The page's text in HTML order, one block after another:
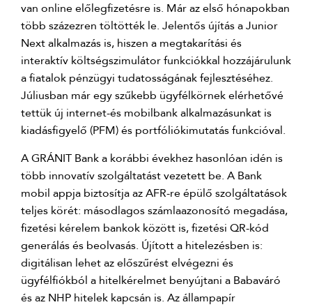
van online előlegfizetésre is. Már az első hónapokban
több százezren töltötték le. Jelentős újítás a Junior
Next alkalmazás is, hiszen a megtakarítási és
interaktív költségszimulátor funkciókkal hozzájárulunk
a fiatalok pénzügyi tudatosságának fejlesztéséhez.
Júliusban már egy szűkebb ügyfélkörnek elérhetővé
tettük új internet-és mobilbank alkalmazásunkat is
kiadásfigyelő (PFM) és portfóliókimutatás funkcióval.
A GRÁNIT Bank a korábbi évekhez hasonlóan idén is
több innovatív szolgáltatást vezetett be. A Bank
mobil appja biztosítja az AFR-re épülő szolgáltatások
teljes körét: másodlagos számlaazonosító megadása,
fizetési kérelem bankok között is, fizetési QR-kód
generálás és beolvasás. Újított a hitelezésben is:
digitálisan lehet az előszűrést elvégezni és
ügyfélfiókból a hitelkérelmet benyújtani a Babaváró
és az NHP hitelek kapcsán is. Az állampapír